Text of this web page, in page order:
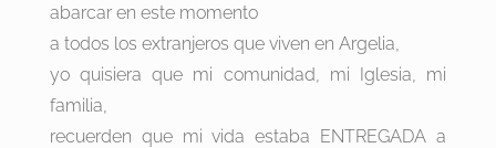
abarcar en este momento
a todos los extranjeros que viven en Argelia,
yo quisiera que mi comunidad, mi Iglesia, mi
familia,
recuerden que mi vida estaba ENTREGADA a